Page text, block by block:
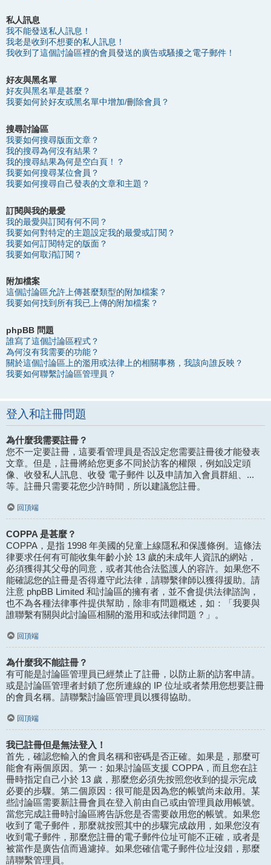
私人訊息
我不能發送私人訊息！
我老是收到不想要的私人訊息！
我收到了這個討論區裡的會員發送的廣告或騷擾之電子郵件！
好友與黑名單
好友與黑名單是甚麼？
我要如何於好友或黑名單中增加/刪除會員？
搜尋討論區
我要如何搜尋版面文章？
我的搜尋為何沒有結果？
我的搜尋結果為何是空白頁！？
我要如何搜尋某位會員？
我要如何搜尋自己發表的文章和主題？
訂閱與我的最愛
我的最愛與訂閱有何不同？
我要如何對特定的主題設定我的最愛或訂閱？
我要如何訂閱特定的版面？
我要如何取消訂閱？
附加檔案
這個討論區允許上傳甚麼類型的附加檔案？
我要如何找到所有我已上傳的附加檔案？
phpBB 問題
誰寫了這個討論區程式？
為何沒有我需要的功能？
關於這個討論區上的濫用或法律上的相關事務，我該向誰反映？
我要如何聯繫討論區管理員？
登入和註冊問題
為什麼我需要註冊？
您不一定要註冊，這要看管理員是否設定您需要註冊後才能發表
文章。但是，註冊將給您更多不同於訪客的權限，例如設定頭
像、收發私人訊息、收發 電子郵件 以及申請加入會員群組、...
等。註冊只需要花您少許時間，所以建議您註冊。
回頂端
COPPA 是甚麼？
COPPA，是指 1998 年美國的兒童上線隱私和保護條例。這條法
律要求任何有可能收集年齡小於 13 歲的未成年人資訊的網站，
必須獲得其父母的同意，或者其他合法監護人的容許。如果您不
能確認您的註冊是否得遵守此法律，請聯繫律師以獲得援助。請
注意 phpBB Limited 和討論區的擁有者，並不會提供法律諮詢，
也不為各種法律事件提供幫助，除非有問題概述，如：「我要與
誰聯繫有關與此討論區相關的濫用和或法律問題？」。
回頂端
為什麼我不能註冊？
有可能是討論區管理員已經禁止了註冊，以防止新的訪客申請。
或是討論區管理者封鎖了您所連線的 IP 位址或者禁用您想要註冊
的會員名稱。請聯繫討論區管理員以獲得協助。
回頂端
我已註冊但是無法登入！
首先，確認您輸入的會員名稱和密碼是否正確。如果是，那麼可
能會有兩個原因。第一：如果討論區支援 COPPA，而且您在註
冊時指定自己小於 13 歲，那麼您必須先按照您收到的提示完成
必要的步驟。第二個原因：很可能是因為您的帳號尚未啟用。某
些討論區需要新註冊會員在登入前由自己或由管理員啟用帳號。
當您完成註冊時討論區將告訴您是否需要啟用您的帳號。如果您
收到了電子郵件，那麼就按照其中的步驟完成啟用，如果您沒有
收到電子郵件，那麼您註冊的電子郵件位址可能不正確，或者是
被當作是廣告信而過濾掉。如果您確信電子郵件位址沒錯，那麼
請聯繫管理員。